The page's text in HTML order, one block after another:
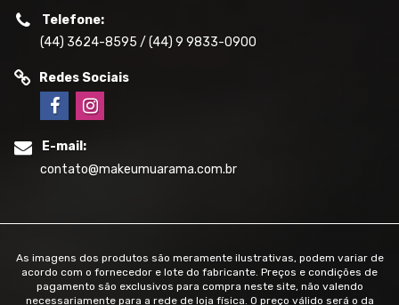
Telefone:
(44) 3624-8595 / (44) 9 9833-0900
Redes Sociais
E-mail:
contato@makeumuarama.com.br
As imagens dos produtos são meramente ilustrativas, podem variar de
acordo com o fornecedor e lote do fabricante. Preços e condições de
pagamento são exclusivos para compra neste site, não valendo
necessariamente para a rede de loja física. O preço válido será o da